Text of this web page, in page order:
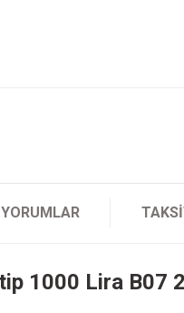
YORUMLAR
1000 Lira B07